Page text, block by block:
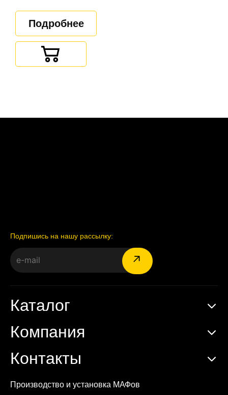
Подробнее
Подпишись на нашу рассылку:
Производство и установка МАФов
Каталог
Компания
Контакты